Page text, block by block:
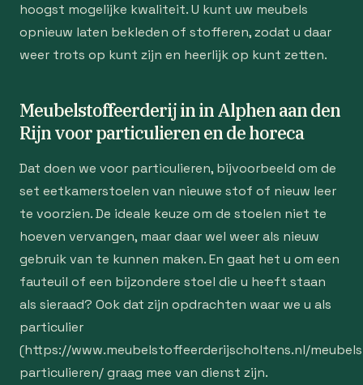
hoogst mogelijke kwaliteit. U kunt uw meubels
opnieuw laten bekleden of stofferen, zodat u daar
weer trots op kunt zijn en heerlijk op kunt zetten.
Meubelstoffeerderij in in Alphen aan den
Rijn voor particulieren en de horeca
Dat doen we voor particulieren, bijvoorbeeld om de
set eetkamerstoelen van nieuwe stof of nieuw leer
te voorzien. De ideale keuze om de stoelen niet te
hoeven vervangen, maar daar wel weer als nieuw
gebruik van te kunnen maken. En gaat het u om een
fauteuil of een bijzondere stoel die u heeft staan
als sieraad? Ook dat zijn opdrachten waar we u als
particulier
(https://www.meubelstoffeerderijscholtens.nl/
particulieren/ graag mee van dienst zijn.